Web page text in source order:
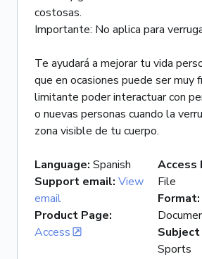
costosas.
Importante: No aplica para
Te ayudará a mejorar tu vida
que en ocasiones puede ser muy
limitante poder interactuar con
o nuevas personas cuando la
zona visible de tu cuerpo.
Language: Spanish
Support email: View
email
Product Page:
Access
Access
File
Format:
Subject
Sports